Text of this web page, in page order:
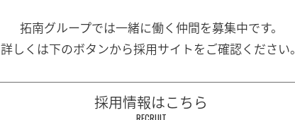
拓南グループでは一緒に働く 仲間を募集中です。
詳しくは下のボタンから採用サイトをご確認ください。
採用情報はこちら